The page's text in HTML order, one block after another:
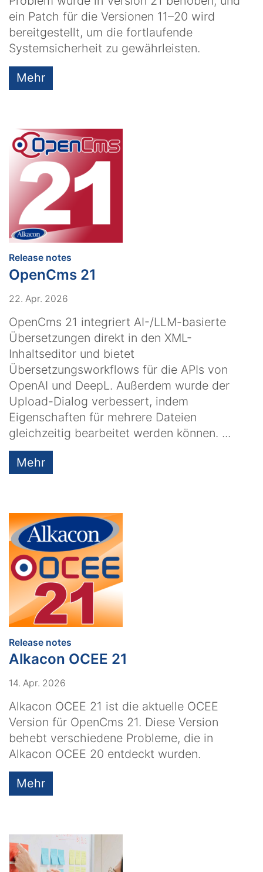
ein Patch für die Versionen 11–20 wird
bereitgestellt, um die fortlaufende
Systemsicherheit zu gewährleisten.
Mehr
Release notes
OpenCms 21
22. Apr. 2026
OpenCms 21 integriert AI-/LLM-basierte
Übersetzungen direkt in den XML-
Inhaltseditor und bietet
Übersetzungsworkflows für die APIs von
OpenAI und DeepL. Außerdem wurde der
Upload-Dialog verbessert, indem
Eigenschaften für mehrere Dateien
gleichzeitig bearbeitet werden können. ...
Mehr
Release notes
Alkacon OCEE 21
14. Apr. 2026
Alkacon OCEE 21 ist die aktuelle OCEE
Version für OpenCms 21. Diese Version
behebt verschiedene Probleme, die in
Alkacon OCEE 20 entdeckt wurden.
Mehr